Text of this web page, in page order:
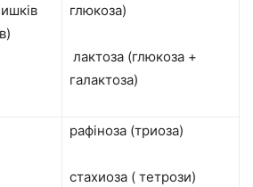
глюкоза)
лактоза (глюкоза +
галактоза)
рафіноза (триоза)
стахиоза ( тетрози)